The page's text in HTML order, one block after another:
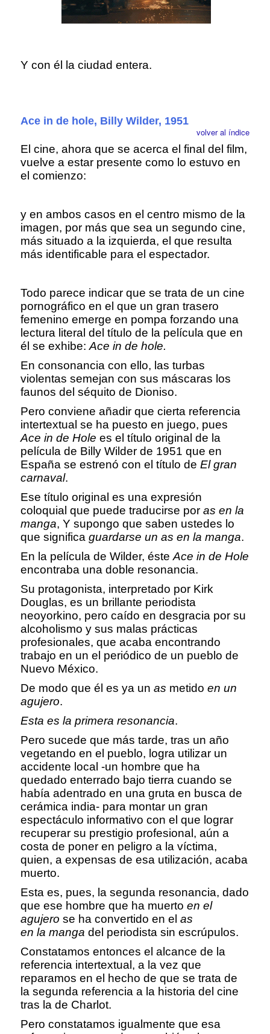
Y con él la ciudad entera.
Ace in de hole, Billy Wilder, 1951
volver al índice
El cine, ahora que se acerca el final del film,
vuelve a estar presente como lo estuvo en
el comienzo:
y en ambos casos en el centro mismo de la
imagen, por más que sea un segundo cine,
más situado a la izquierda, el que resulta
más identificable para el espectador.
Todo parece indicar que se trata de un cine
pornográfico en el que un gran trasero
femenino emerge en pompa forzando una
lectura literal del título de la película que en
él se exhibe:Ace in de hole.
En consonancia con ello, las turbas
violentas semejan con sus máscaras los
faunos del séquito de Dioniso.
Pero conviene añadir que cierta referencia
intertextual se ha puesto en juego, pues
Ace in de Hole es el título original de la
película de Billy Wilder de 1951 que en
España se estrenó con el título deEl gran
carnaval.
Ese título original es una expresión
coloquial que puede traducirse poras en la
manga, Y supongo que saben ustedes lo
que significaguardarse un as en la manga.
En la película de Wilder, ésteAce in de Hole
encontraba una doble resonancia.
Su protagonista, interpretado por Kirk
Douglas, es un brillante periodista
neoyorkino, pero caído en desgracia por su
alcoholismo y sus malas prácticas
profesionales, que acaba encontrando
trabajo en un el periódico de un pueblo de
Nuevo México.
De modo que él es ya unas metidoen un
agujero.
Esta es la primera resonancia.
Pero sucede que más tarde, tras un año
vegetando en el pueblo, logra utilizar un
accidente local -un hombre que ha
quedado enterrado bajo tierra cuando se
había adentrado en una gruta en busca de
cerámica india- para montar un gran
espectáculo informativo con el que lograr
recuperar su prestigio profesional, aún a
costa de poner en peligro a la víctima,
quien, a expensas de esa utilización, acaba
muerto.
Esta es, pues, la segunda resonancia, dado
que ese hombre que ha muertoen el
agujero se ha convertido en elas
en la mangadel periodista sin escrúpulos.
Constatamos entonces el alcance de la
referencia intertextual, a la vez que
reparamos en el hecho de que se trata de
la segunda referencia a la historia del cine
tras la de Charlot.
Pero constatamos igualmente que esa